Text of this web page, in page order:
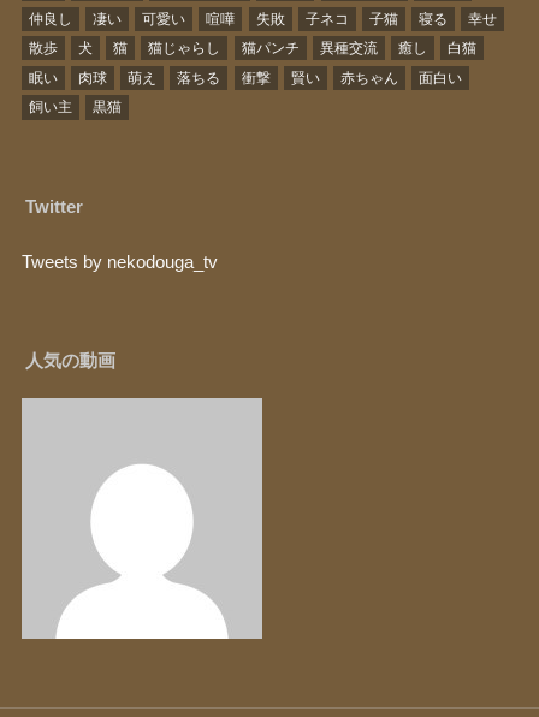
仲良し
凄い 可愛い 喧嘩 失敗 子ネコ 子猫 寝る
幸せ
散歩
犬 猫 猫じゃらし 猫パンチ 異種交流 癒し
白猫
眠い
肉球 萌え 落ちる 衝撃 賢い 赤ちゃん
面白い
飼い主
黒猫
Twitter
Tweets by nekodouga_tv
人気の動画